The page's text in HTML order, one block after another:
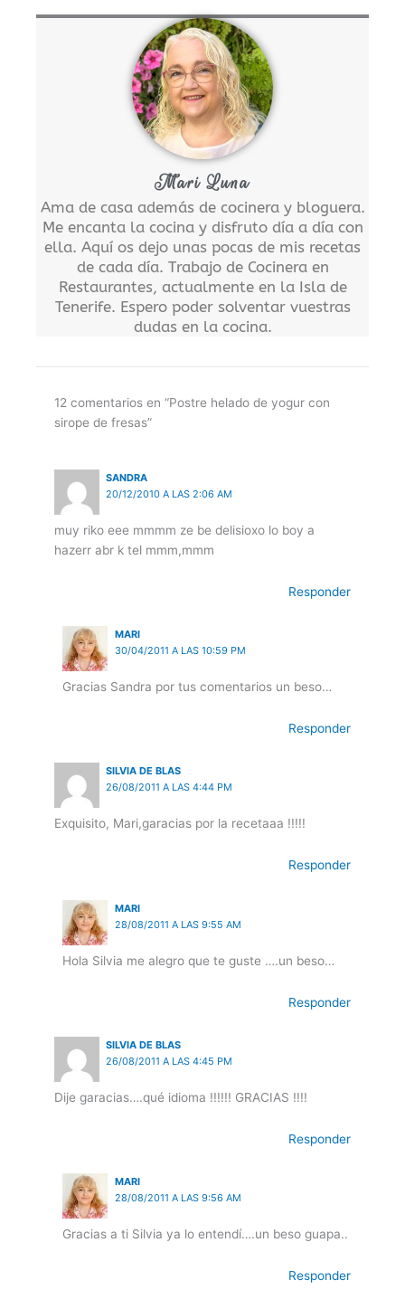
Mari Luna
Ama de casa además de cocinera y bloguera.
Me encanta la cocina y disfruto día a día con
ella. Aquí os dejo unas pocas de mis recetas
de cada día. Trabajo de Cocinera en
Restaurantes, actualmente en la Isla de
Tenerife. Espero poder solventar vuestras
dudas en la cocina.
12 comentarios en “Postre helado de yogur con
sirope de fresas”
SANDRA
20/12/2010 A LAS 2:06 AM
muy riko eee mmmm ze be delisioxo lo boy a
hazerr abr k tel mmm,mmm
Responder
MARI
30/04/2011 A LAS 10:59 PM
Gracias Sandra por tus comentarios un beso…
Responder
SILVIA DE BLAS
26/08/2011 A LAS 4:44 PM
Exquisito, Mari,garacias por la recetaaa !!!!!
Responder
MARI
28/08/2011 A LAS 9:55 AM
Hola Silvia me alegro que te guste ….un beso…
Responder
SILVIA DE BLAS
26/08/2011 A LAS 4:45 PM
Dije garacias….qué idioma !!!!!! GRACIAS !!!!
Responder
MARI
28/08/2011 A LAS 9:56 AM
Gracias a ti Silvia ya lo entendí….un beso guapa..
Responder